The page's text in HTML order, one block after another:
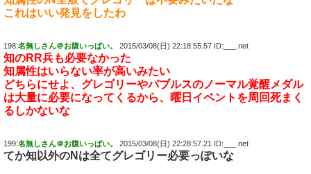
これはいい発見をしたわ
198:名無しさん＠お腹いっぱい。 2015/03/08(日) 22:18:55.57 ID:___.net
知のRR兵も必要なかった
知属性はいらない率が高いみたい
どちらにせよ、グレゴリーやバブルスのノーマル覚醒メダル
は大量に必要になってくるから、曜日イベントを周回死まく
るしかないな
199:名無しさん＠お腹いっぱい。 2015/03/08(日) 22:28:57.21 ID:___.net
てか知以外のNは全てグレゴリー必要っぽいな